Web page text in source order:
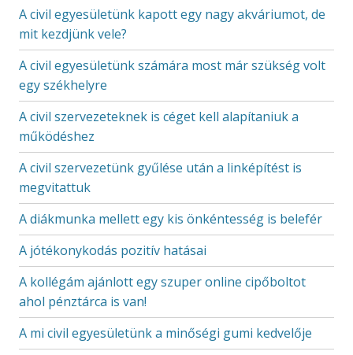
A civil egyesületünk kapott egy nagy akváriumot, de
mit kezdjünk vele?
A civil egyesületünk számára most már szükség volt
egy székhelyre
A civil szervezeteknek is céget kell alapítaniuk a
működéshez
A civil szervezetünk gyűlése után a linképítést is
megvitattuk
A diákmunka mellett egy kis önkéntesség is belefér
A jótékonykodás pozitív hatásai
A kollégám ajánlott egy szuper online cipőboltot
ahol pénztárca is van!
A mi civil egyesületünk a minőségi gumi kedvelője